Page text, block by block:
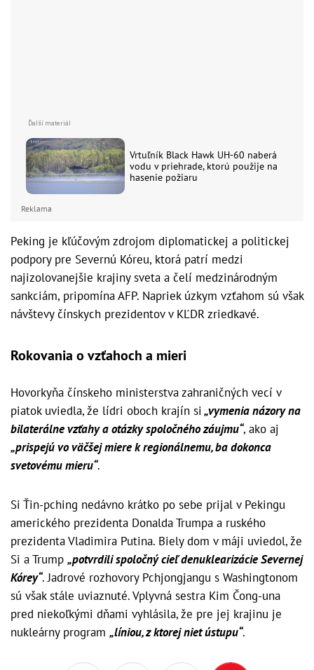
Vrtuľník Black Hawk UH-60 naberá
vodu v priehrade, ktorú použije na
hasenie požiaru
Reklama
Peking je kľúčovým zdrojom diplomatickej a politickej
podpory pre Severnú Kóreu, ktorá patrí medzi
najizolovanejšie krajiny sveta a čelí medzinárodným
sankciám, pripomína AFP. Napriek úzkym vzťahom sú však
návštevy čínskych prezidentov v KĽDR zriedkavé.
Rokovania o vzťahoch a mieri
Hovorkyňa čínskeho ministerstva zahraničných vecí v
piatok uviedla, že lídri oboch krajín si„vymenia názory na
bilaterálne vzťahy a otázky spoločného záujmu“, ako aj
„prispejú vo väčšej miere k regionálnemu, ba dokonca
svetovému mieru“.
Si Ťin-pching nedávno krátko po sebe prijal v Pekingu
amerického prezidenta Donalda Trumpa a ruského
prezidenta Vladimira Putina. Biely dom v máji uviedol, že
Si a Trump „potvrdili spoločný cieľ denuklearizácie Severnej
Kórey“. Jadrové rozhovory Pchjongjangu s Washingtonom
sú však stále uviaznuté. Vplyvná sestra Kim Čong-una
pred niekoľkými dňami vyhlásila, že pre jej krajinu je
nukleárny program „líniou, z ktorej niet ústupu“.